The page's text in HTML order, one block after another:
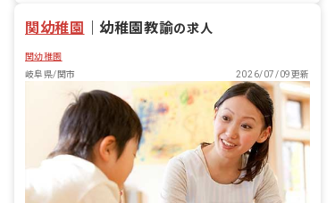
関幼稚園 ｜幼稚園教諭の求人
関幼稚園
岐阜県/関市
2026/07/09更新